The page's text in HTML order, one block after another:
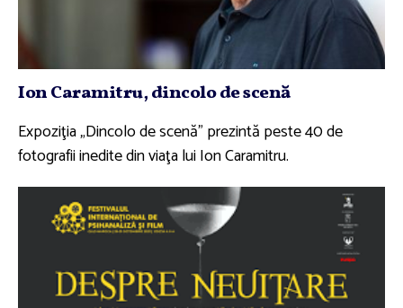
Ion Caramitru, dincolo de scenă
Expoziţia „Dincolo de scenă” prezintă peste 40 de
fotografii inedite din viaţa lui Ion Caramitru.